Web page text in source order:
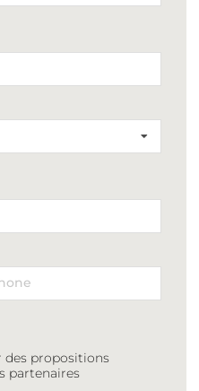
des propositions
partenaires